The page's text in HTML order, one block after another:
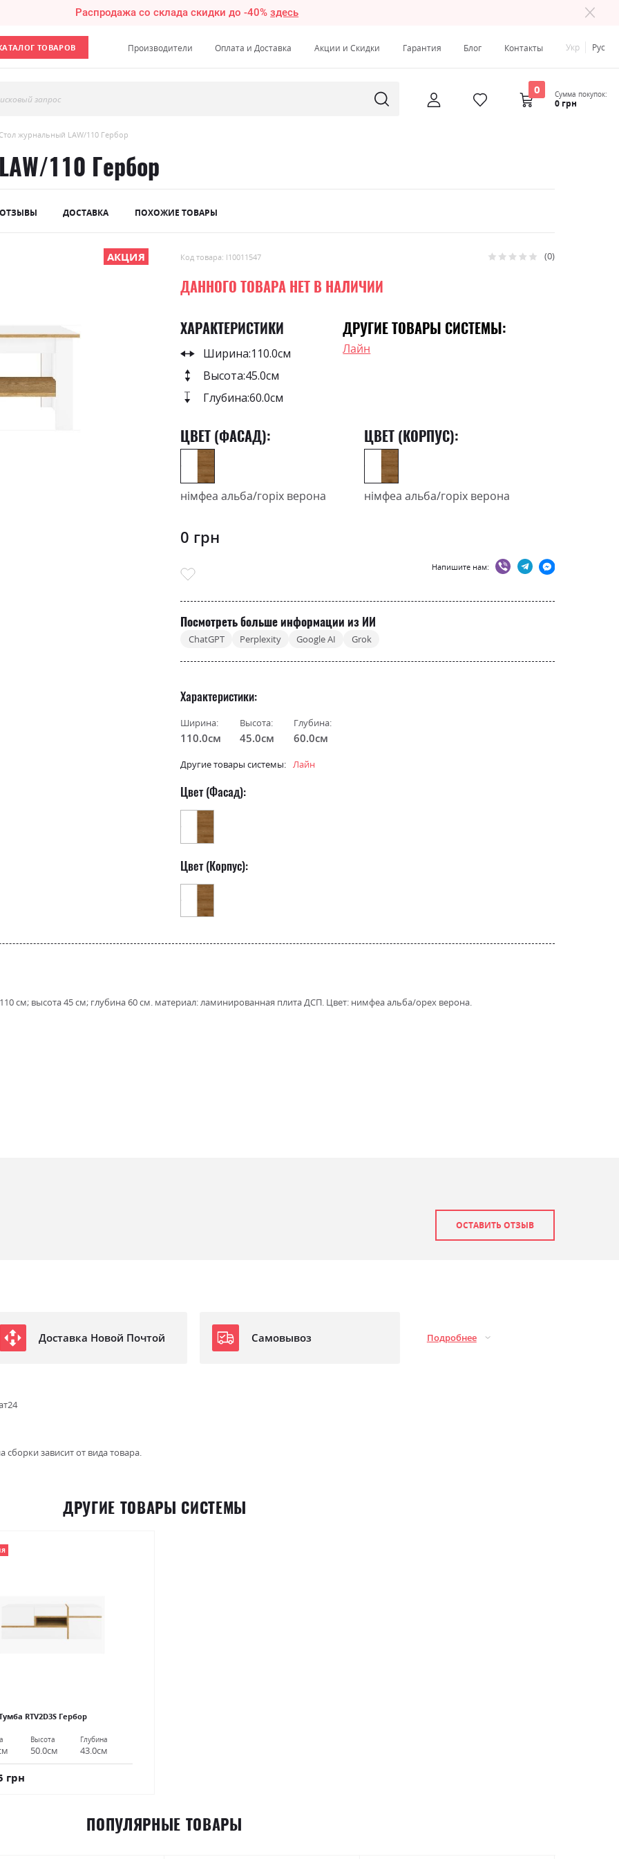
Распродажа со склада скидки до -40%здесь
ТОВАРОВ Производители Оплата и Доставка Акции и Скидки Гарантия Блог Контакты Укр Рус
запрос
0 Сумма покупок:
0 грн
журнальный LAW/110 Гербор
110 Гербор
ОТЗЫВЫ ДОСТАВКА ПОХОЖИЕ ТОВАРЫ
АКЦИЯ Код товара: l10011547 Рейтинг: 0
ДАННОГО ТОВАРА НЕТ В НАЛИЧИИ
ХАРАКТЕРИСТИКИ
Ширина:110.0см
Высота:45.0см
Глубина:60.0см
ДРУГИЕ ТОВАРЫ СИСТЕМЫ:
Лайн
ЦВЕТ (ФАСАД):
німфеа альба/горіх верона
ЦВЕТ (КОРПУС):
німфеа альба/горіх верона
0 грн
Напишите нам:
Посмотреть больше информации из ИИ
ChatGPT Perplexity Google AI Grok
Характеристики
Ширина:
110.0см
Высота:
45.0см
Глубина:
60.0см
Другие товары системы: Лайн
Цвет (Фасад):
Цвет (Корпус):
см; высота 45 см; глубина 60 см. материал: ламинированная плита ДСП. Цвет: нимфеа альба/орех верона.
ОСТАВИТЬ ОТЗЫВ
Доставка Новой Почтой Самовывоз Подробнее
зависит от вида товара.
ДРУГИЕ ТОВАРЫ СИСТЕМЫ
RTV2D3S Гербор
Высота
50.0см
Глубина
43.0см
грн
ПОПУЛЯРНЫЕ ТОВАРЫ